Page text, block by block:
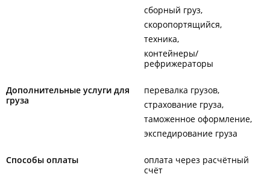
сборный груз
скоропортящийся
техника
контейнеры/
рефрижераторы
Дополнительные услуги для
груза
перевалка грузов
страхование груза
таможенное оформление
экспедирование груза
Способы оплаты
оплата через расчётный
счёт